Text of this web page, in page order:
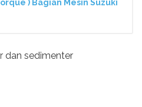
) Bagian Mesin Suzuki
dan sedimenter